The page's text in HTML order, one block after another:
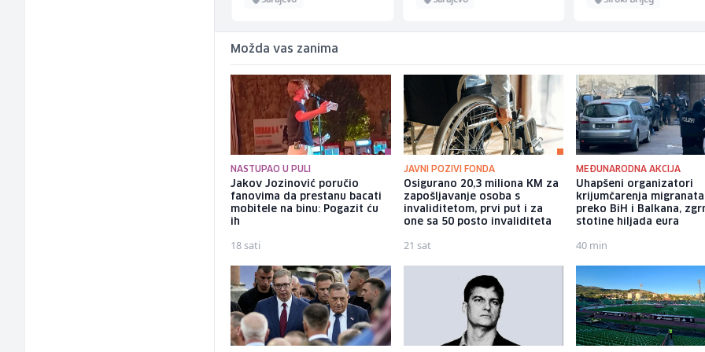
Možda vas zanima
NASTUPAO U PULI
Jakov Jozinović poručio
fanovima da prestanu bacati
mobitele na binu: Pogazit ću
ih
18 sati
JAVNI POZIVI FONDA
Osigurano 20,3 miliona KM za
zapošljavanje osoba s
invaliditetom, prvi put i za
one sa 50 posto invaliditeta
21 sat
MEĐUNARODNA AKCIJA
Uhapšeni organizatori
krijumčarenja migranata
preko BiH i Balkana,
stotine hiljada eura
40 min